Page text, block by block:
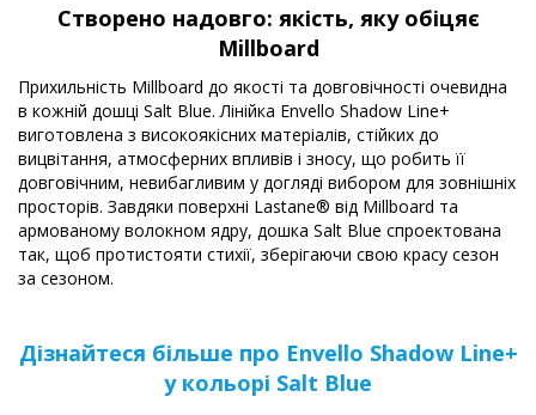
Створено надовго: якість, яку обіцяє
Millboard
Прихильність Millboard до якості та довговічності очевидна
в кожній дошці Salt Blue. Лінійка Envello Shadow Line+
виготовлена з високоякісних матеріалів, стійких до
вицвітання, атмосферних впливів і зносу, що робить її
довговічним, невибагливим у догляді вибором для зовнішніх
просторів. Завдяки поверхні Lastane® від Millboard та
армованому волокном ядру, дошка Salt Blue спроектована
так, щоб протистояти стихії, зберігаючи свою красу сезон
за сезоном.
Дізнайтеся більше про Envello Shadow Line+
у кольорі Salt Blue